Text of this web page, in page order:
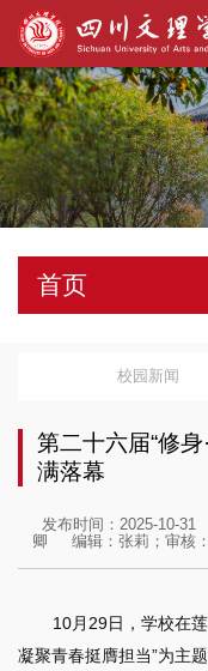
首页
校园新闻
第二十六届“修身
满落幕
发布时间：2025-10-31
卿
编辑：张莉；审核
10月29日，学校在
凝聚青春挺膺担当”为主